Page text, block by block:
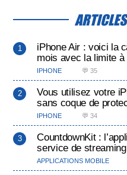
iPhone Air : voici la
mois avec la limite à
IPHONE 💬 35
Vous utilisez votre
sans coque de
IPHONE 💬 34
CountdownKit :
service de
APPLICATIONS MOBILE